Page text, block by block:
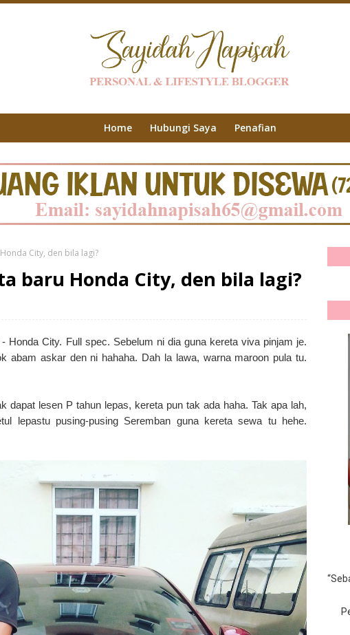
Home Hubungi Saya Penafian
City, den bila lagi?
baru Honda City, den bila lagi?
Honda City. Full spec. Sebelum ni dia guna kereta viva pinjam je.
abam askar den ni hahaha. Dah la lawa, warna maroon pula tu.
dapat lesen P tahun lepas, kereta pun tak ada haha. Tak apa lah,
lepastu pusing-pusing Seremban guna kereta sewa tu hehe.